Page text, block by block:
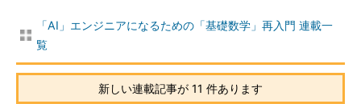
りませんが、機械学習（AI）に用いる際は気を付けなければいけ
ません。なぜならば、機械学習は数字の計算を繰り返し行うこと
が必要になるため、「文字→数字」の変換が必須だからです。こ
のように、普通のデータ――普通は「数字」をイメージされるこ
とでしょう――よりも用心することが多いのが質的データなの
「AI」エンジニアになるための「基礎数学」再入門 連載一
覧
新しい連載記事が 11 件あります